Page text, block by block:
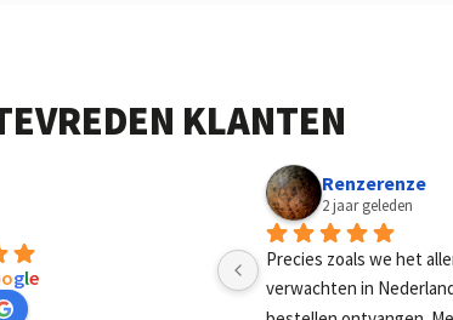
KLANTEN
ogle
Bart Heidkamp
2 jaar geleden
Snelle levering en
voor een mooie prijs.